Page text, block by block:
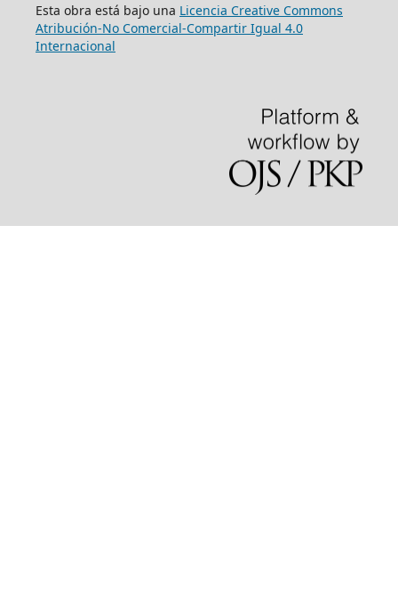
Esta obra está bajo una Licencia Creative Commons
Atribución-No Comercial-Compartir Igual 4.0
Internacional